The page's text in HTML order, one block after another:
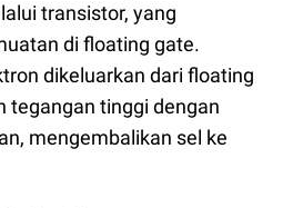
transistor, yang
di floating gate.
dikeluarkan dari floating
tegangan tinggi dengan
mengembalikan sel ke